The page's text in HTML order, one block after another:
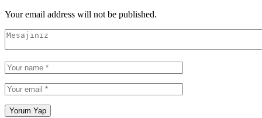
Your email address will not be published.